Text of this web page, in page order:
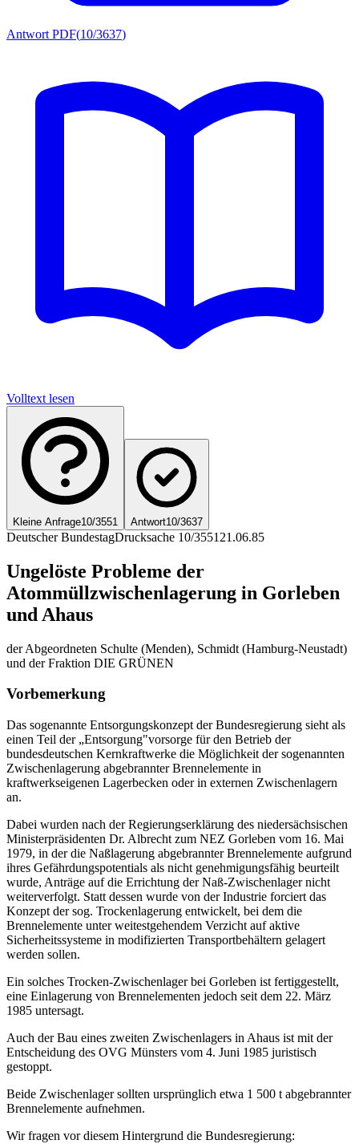
Antwort PDF(10/3637)
Volltext lesen
Kleine Anfrage10/3551 Antwort10/3637
Deutscher BundestagDrucksache 10/3551 21.06.85
Ungelöste Probleme der
Atommüllzwischenlagerung in Gorleben
und Ahaus
der Abgeordneten Schulte (Menden), Schmidt (Hamburg-Neustadt)
und der Fraktion DIE GRÜNEN
Vorbemerkung
Das sogenannte Entsorgungskonzept der Bundesregierung sieht als
einen Teil der „Entsorgung"vorsorge für den Betrieb der
bundesdeutschen Kernkraftwerke die Möglichkeit der sogenannten
Zwischenlagerung abgebrannter Brennelemente in
kraftwerkseigenen Lagerbecken oder in externen Zwischenlagern
an.
Dabei wurden nach der Regierungserklärung des niedersächsischen
Ministerpräsidenten Dr. Albrecht zum NEZ Gorleben vom 16. Mai
1979, in der die Naßlagerung abgebrannter Brennelemente aufgrund
ihres Gefährdungspotentials als nicht genehmigungsfähig beurteilt
wurde, Anträge auf die Errichtung der Naß-Zwischenlager nicht
weiterverfolgt. Statt dessen wurde von der Industrie forciert das
Konzept der sog. Trockenlagerung entwickelt, bei dem die
Brennelemente unter weitestgehendem Verzicht auf aktive
Sicherheitssysteme in modifizierten Transportbehältern gelagert
werden sollen.
Ein solches Trocken-Zwischenlager bei Gorleben ist fertiggestellt,
eine Einlagerung von Brennelementen jedoch seit dem 22. März
1985 untersagt.
Auch der Bau eines zweiten Zwischenlagers in Ahaus ist mit der
Entscheidung des OVG Münsters vom 4. Juni 1985 juristisch
gestoppt.
Beide Zwischenlager sollten ursprünglich etwa 1 500 t abgebrannter
Brennelemente aufnehmen.
Wir fragen vor diesem Hintergrund die Bundesregierung: